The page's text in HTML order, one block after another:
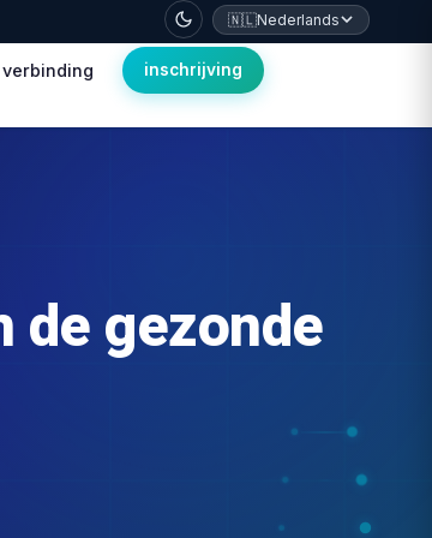
🇳🇱Nederlands
verbinding inschrijving
de gezonde